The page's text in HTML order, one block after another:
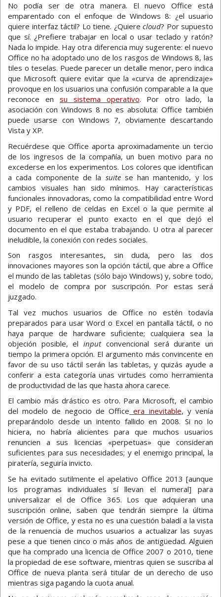
No podía ser de otra manera. El nuevo Office está
emparentado con el enfoque de Windows 8: ¿el usuario
quiere interfaz táctil? Lo tiene. ¿Quiere cloud? Por supuesto
que sí. ¿Prefiere trabajar en local o usar teclado y ratón?
Nada lo impide. Hay otra diferencia muy sugerente: el nuevo
Office no ha adoptado uno de los rasgos de Windows 8, las
tiles o teselas. Puede parecer un detalle menor, pero indica
que Microsoft quiere evitar que la «curva de aprendizaje»
provoque en los usuarios una confusión comparable a la que
reconoce en su sistema operativo. Por otro lado, la
asociación con Windows 8 no es absoluta: Office también
puede usarse con Windows 7, obviamente descartando
Vista y XP.
Recuérdese que Office aporta aproximadamente un tercio
de los ingresos de la compañía, un buen motivo para no
excederse en los experimentos. Los colores que identifican
a cada componente de la suitese han mantenido, y los
cambios visuales han sido mínimos. Hay características
funcionales innovadoras, como la compatibilidad entre Word
y PDF, el relleno de celdas en Excel o la que permite al
usuario recuperar el punto exacto en el que dejó el
documento en el que estaba trabajando. U otra al parecer
ineludible, la conexión con redes sociales.
Son rasgos interesantes, sin duda, pero las dos
innovaciones mayores son la opción táctil, que abre a Office
el mundo de las tabletas (sólo bajo Windows) y, sobre todo,
el modelo de compra por suscripción. Por estas será
juzgado.
Tal vez muchos usuarios de Office no estén todavía
preparados para usar Word o Excel en pantalla táctil, o no
haya parque de hardware suficiente; cualquiera sea la
objeción posible, elinputconvencional será durante un
tiempo la primera opción. El argumento más convincente en
favor de su uso táctil serán las tabletas, y quizás ayude a
conferir a esta categoría unas virtudes como herramienta
de productividad de las que hasta ahora carece.
El cambio más drástico es otro. Para Microsoft, el cambio
del modelo de negocio de Office era inevitable, y venía
preparándolo desde un intento fallido en 2008. Si no lo
hiciera, no habría alicientes para que muchos usuarios
renuncien a sus licencias «perpetuas» que consideran
suficientes para sus necesidades; y el enemigo principal, la
piratería, seguiría invicto.
Se ha evitado sutilmente el apelativo Office 2013 [aunque
los programas individuales sí llevan el numeral] para
universalizar el de Office 365. Los que adquieran una
suscripción online, saben que tendrán siempre la última
versión de Office, y esta no es una cuestión baladí a la vista
de la renuencia de muchos usuarios a actualizar las suyas
pese a que tienen cinco o más años de antigüedad. Alguien
que ha comprado una licencia de Office 2007 o 2010, tiene
la propiedad de ese software, mientras quien se suscriba al
Office de nueva planta será titular de un derecho de uso
mientras siga pagando la cuota anual.